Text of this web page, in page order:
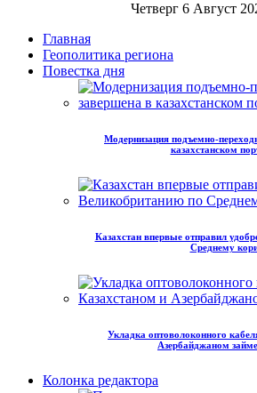
Четверг 6 Август
Главная
Геополитика региона
Повестка дня
Модернизация подъемно-
казахстанском
Казахстан впервые отправил
Среднему
Укладка оптоволоконного
Азербайджаном
Колонка редактора